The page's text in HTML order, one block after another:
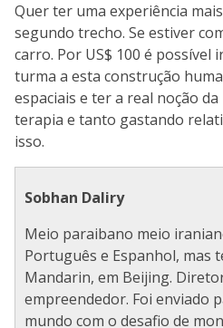
Quer ter uma experiência
segundo trecho. Se estiver
carro. Por US$ 100 é possível
turma a esta construção
espaciais e ter a real noção
terapia e tanto gastando
isso.
Sobhan Daliry
Meio paraibano meio
Português e Espanhol, mas
Mandarin, em Beijing.
empreendedor. Foi enviado
mundo com o desafio de